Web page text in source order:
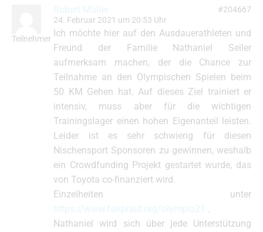
Teilnehmer
Robert Müller
24. Februar 2021 um 20:53 Uhr
#204667
Ich möchte hier auf den Ausdauerathleten und
Freund der Familie Nathaniel Seiler
aufmerksam machen, der die Chance zur
Teilnahme an den Olympischen Spielen beim
50 KM Gehen hat. Auf dieses Ziel trainiert er
intensiv, muss aber für die wichtigen
Trainingslager einen hohen Eigenanteil leisten.
Leider ist es sehr schwierig für diesen
Nischensport Sponsoren zu gewinnen, weshalb
ein Crowdfunding Projekt gestartet wurde, das
von Toyota co-finanziert wird.
Einzelheiten unter
https://www.fairplaid.org/olympia21 .
Nathaniel wird sich über jede Unterstützung